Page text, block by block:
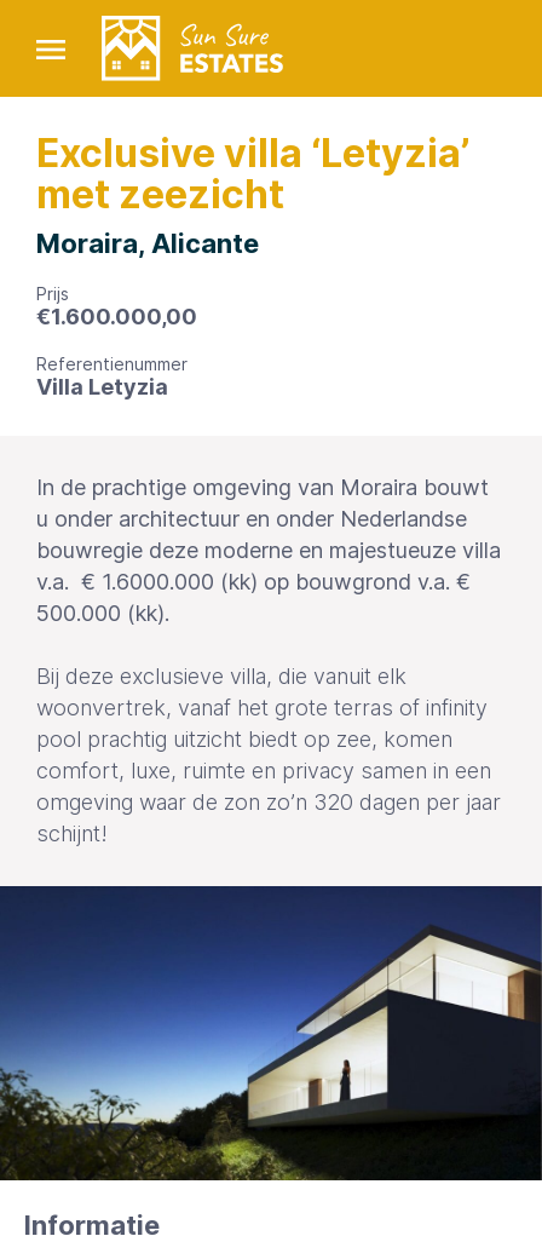
Exclusive villa ‘Letyzia’
met zeezicht
Moraira, Alicante
Prijs
€1.600.000,00
Referentienummer
Villa Letyzia
In de prachtige omgeving van Moraira bouwt
u onder architectuur en onder Nederlandse
bouwregie deze moderne en majestueuze villa
v.a. € 1.6000.000 (kk) op bouwgrond v.a. €
500.000 (kk).
Bij deze exclusieve villa, die vanuit elk
woonvertrek, vanaf het grote terras of infinity
pool prachtig uitzicht biedt op zee, komen
comfort, luxe, ruimte en privacy samen in een
omgeving waar de zon zo’n 320 dagen per jaar
schijnt!
Informatie